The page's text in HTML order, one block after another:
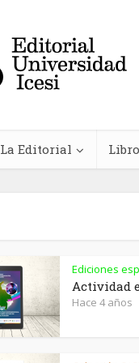
La Editorial
Ediciones
Actividad
Hace 4 años